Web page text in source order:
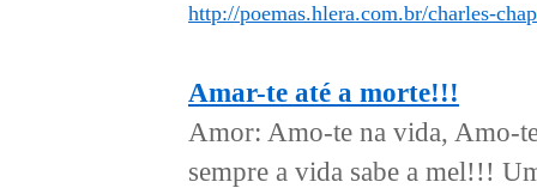
http://poemas.hlera.com.br/charles-
Amar-te até a morte!!!
Amor: Amo-te na vida, Amo-
sempre a vida sabe a mel!!!